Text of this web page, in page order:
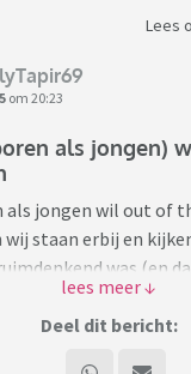
Lees
om 20:23
als jongen)
als jongen wil out of
wij staan erbij en
was (en
kind (geboren als
non binair en een
Deel dit bericht: